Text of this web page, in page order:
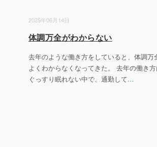
2025年06月14日
体調万全がわからない
去年のような働き方をしていると、体調万
よくわからなくなってきた。 去年の働き
ぐっすり眠れない中で、通勤して...